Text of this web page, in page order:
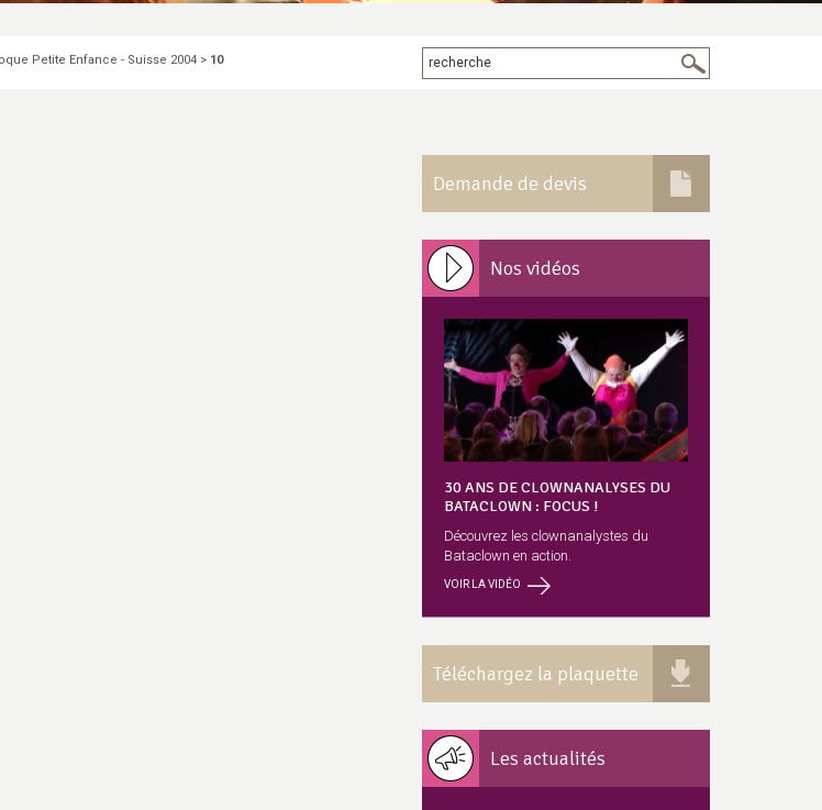
Petite Enfance - Suisse 2004 > 10
Demande de devis
Nos vidéos
30 ANS DE CLOWNANALYSES DU
BATACLOWN : FOCUS !
Découvrez les clownanalystes du
Bataclown en action.
VOIR LA VIDÉO
Téléchargez la plaquette
Les actualités